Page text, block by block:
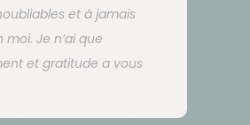
et à jamais
Je n’ai que
et gratitude a vous